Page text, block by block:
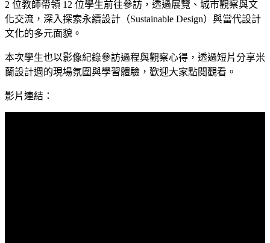
2 位教師帶領 12 位學生前往參訪，透過展覽、城市觀察與文
化交流，深入探索永續設計（Sustainable Design）與當代設計
文化的多元面貌。
本次學生也以影像紀錄參訪過程與觀察心得，透過短片分享米
蘭設計週的現場氛圍與學習體驗，歡迎大家點閱觀看。
影片連結：